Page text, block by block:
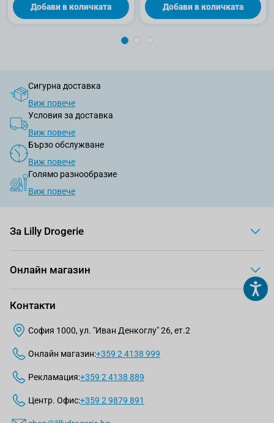
Добави в количката Добави в количката
Сигурна доставка
Виж повече
Условия за доставка
Виж повече
Бързо обслужване
Виж повече
Голямо разнообразие
Виж повече
За Lilly Drogerie
Онлайн магазин
Контакти
София 1000, ул. "Иван Денкоглу" 26, ет.2
Онлайн магазин:+359 2 4138 999
Рекламация:+359 2 4138 889
Центр. Офис:+359 2 9879 891